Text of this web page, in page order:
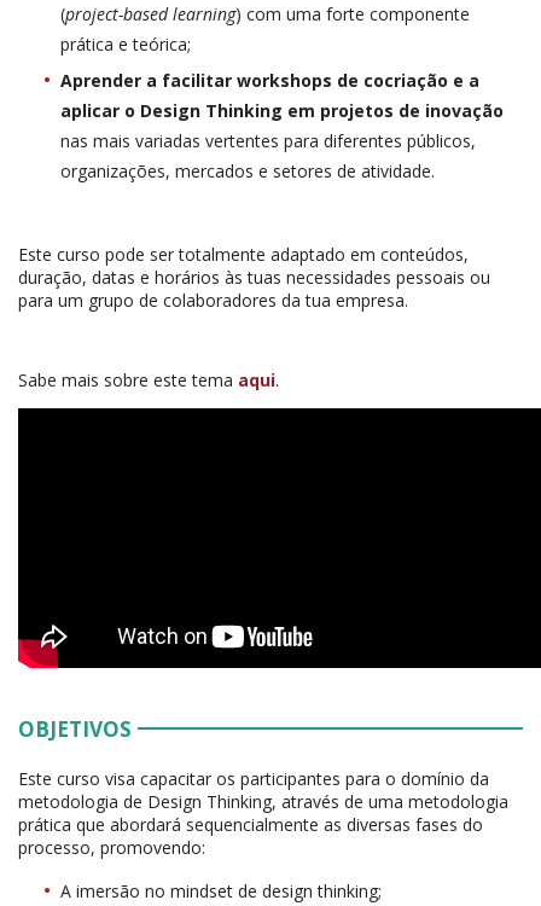
(project-based learning) com uma forte componente
prática e teórica;
Aprender a facilitar workshops de cocriação e a
aplicar o Design Thinking em projetos de inovação
nas mais variadas vertentes para diferentes públicos,
organizações, mercados e setores de atividade.
Este curso pode ser totalmente adaptado em conteúdos,
duração, datas e horários às tuas necessidades pessoais ou
para um grupo de colaboradores da tua empresa.
Sabe mais sobre este tema aqui.
OBJETIVOS
Este curso visa capacitar os participantes para o domínio da
metodologia de Design Thinking, através de uma metodologia
prática que abordará sequencialmente as diversas fases do
processo, promovendo:
A imersão no mindset de design thinking;